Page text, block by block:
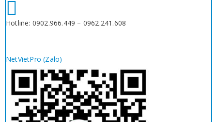
Hotline: 0902.966.449 – 0962.241.608
NetVietPro (Zalo)